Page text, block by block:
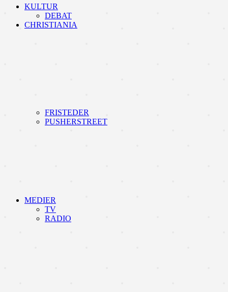
KULTUR
DEBAT
CHRISTIANIA
FRISTEDER
PUSHERSTREET
MEDIER
TV
RADIO